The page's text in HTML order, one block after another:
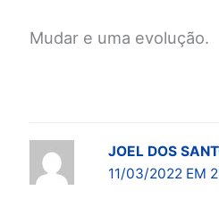
Mudar e uma evolução.
JOEL DOS
11/03/2022 EM